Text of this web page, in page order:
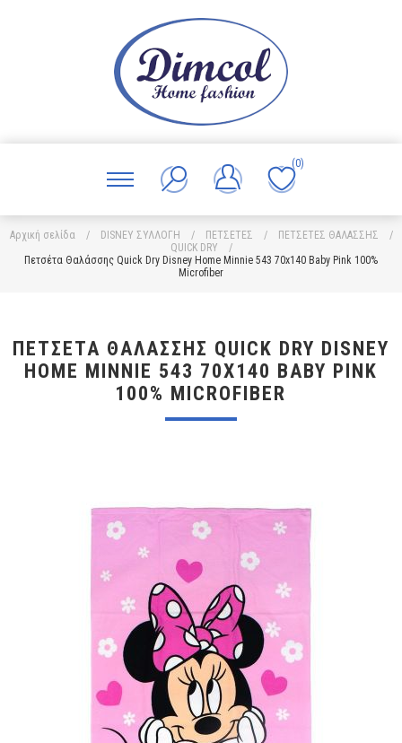
(0)
Αρχική σελίδα / DISNEY ΣΥΛΛΟΓΗ / ΠΕΤΣΕΤΕΣ / ΠΕΤΣΕΤΕΣ ΘΑΛΑΣΣΗΣ
/
QUICK DRY
/
Πετσέτα Θαλάσσης Quick Dry Disney Home Minnie 543 70x140 Baby Pink 100%
Microfiber
ΠΕΤΣΈΤΑ ΘΑΛΆΣΣΗΣ QUICK DRY DISNEY
HOME MINNIE 543 70X140 BABY PINK
100% MICROFIBER